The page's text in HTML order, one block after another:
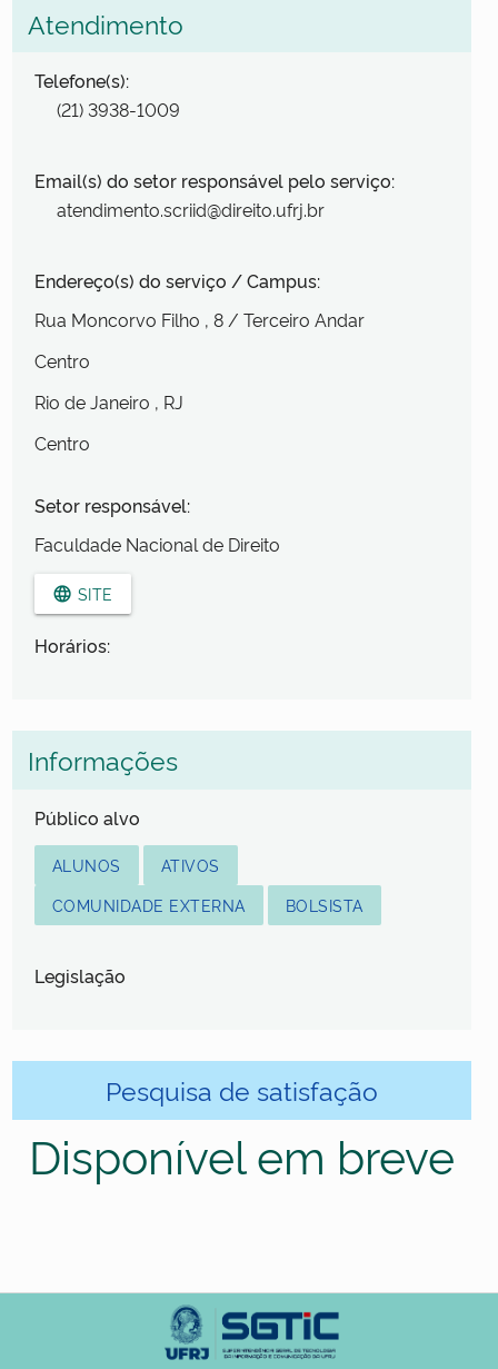
Atendimento
Telefone(s):
(21) 3938-1009
Email(s) do setor responsável pelo serviço:
atendimento.scriid@direito.ufrj.br
Endereço(s) do serviço / Campus:
Rua Moncorvo Filho , 8 / Terceiro Andar
Centro
Rio de Janeiro , RJ
Centro
Setor responsável:
Faculdade Nacional de Direito
language SITE
Horários:
Informações
Público alvo
ALUNOS
ATIVOS
COMUNIDADE EXTERNA
BOLSISTA
Legislação
Pesquisa de satisfação
Disponível em breve